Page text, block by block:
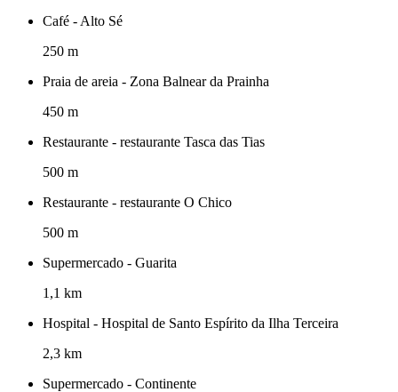
Café - Alto Sé
250 m
Praia de areia - Zona Balnear da Prainha
450 m
Restaurante - restaurante Tasca das Tias
500 m
Restaurante - restaurante O Chico
500 m
Supermercado - Guarita
1,1 km
Hospital - Hospital de Santo Espírito da Ilha Terceira
2,3 km
Supermercado - Continente